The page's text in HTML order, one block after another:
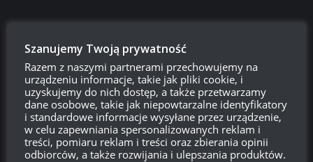
Szukaj:
Szanujemy Twoją prywatność
Razem z naszymi partnerami przechowujemy na
urządzeniu informacje, takie jak pliki cookie, i
uzyskujemy do nich dostęp, a także przetwarzamy
dane osobowe, takie jak niepowtarzalne identyfikatory
i standardowe informacje wysyłane przez urządzenie,
w celu zapewniania spersonalizowanych reklam i
treści, pomiaru reklam i treści oraz zbierania opinii
odbiorców, a także rozwijania i ulepszania produktów.